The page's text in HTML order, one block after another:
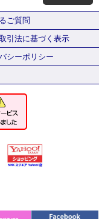
ご質問
引法に基づく表示
シーポリシー